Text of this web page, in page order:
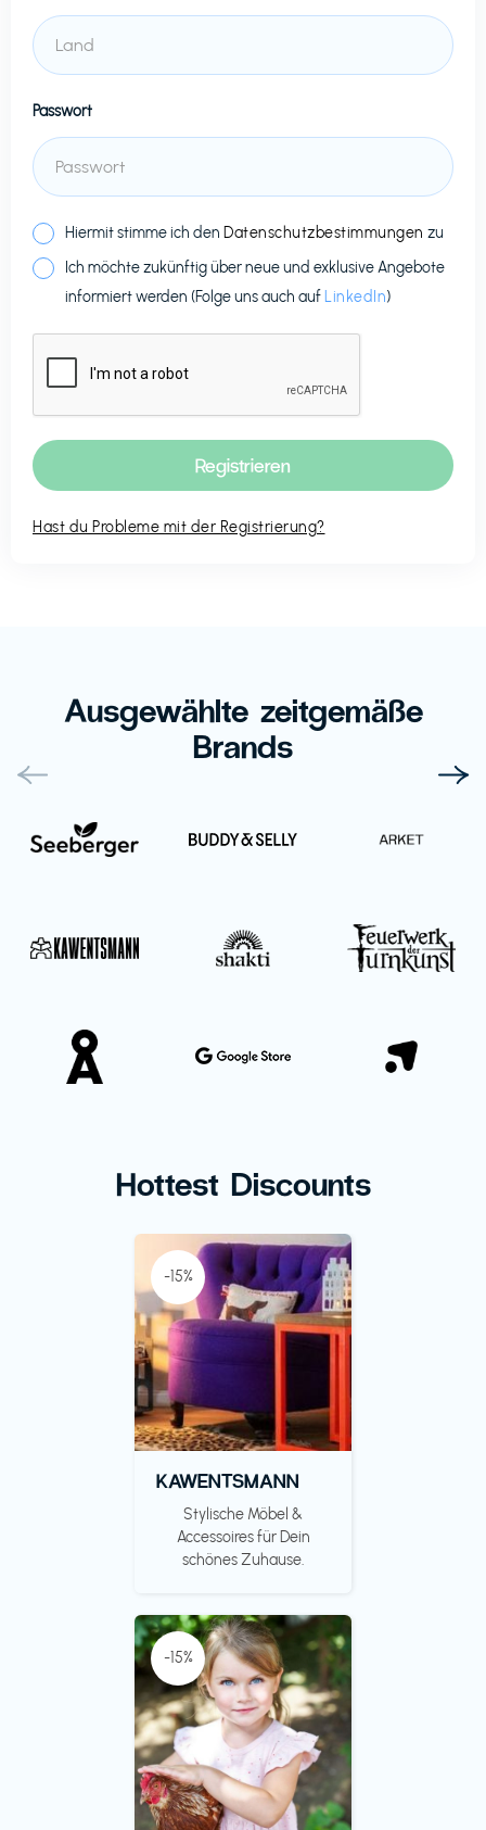
Passwort
Hiermit stimme ich den Datenschutzbestimmungen zu
Ich möchte zukünftig über neue und exklusive Angebote
informiert werden (Folge uns auch auf LinkedIn)
Hast du Probleme mit der Registrierung?
Ausgewählte zeitgemäße
Brands
Hottest Discounts
-15%
KAWENTSMANN
Stylische Möbel &
Accessoires für Dein
schönes Zuhause.
-15%